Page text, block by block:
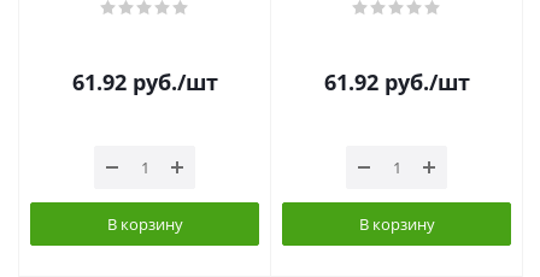
61.92руб./шт
В корзину
61.92руб./шт
В корзину